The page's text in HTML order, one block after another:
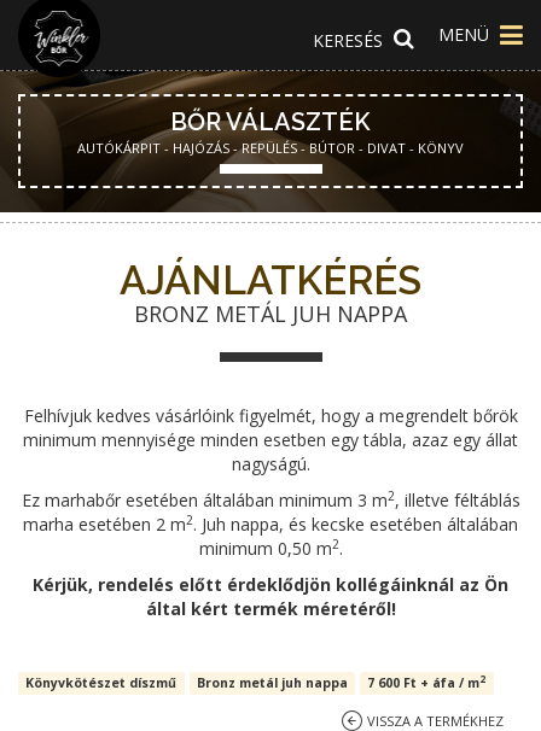
MENÜ
BŐR VÁLASZTÉK
AUTÓKÁRPIT - HAJÓZÁS - REPÜLÉS - BÚTOR - DIVAT - KÖNYV
AJÁNLATKÉRÉS
BRONZ METÁL JUH NAPPA
Felhívjuk kedves vásárlóink figyelmét, hogy a megrendelt bőrök
minimum mennyisége minden esetben egy tábla, azaz egy állat
nagyságú.
Ez marhabőr esetében általában minimum 3 m2, illetve féltáblás
marha esetében 2 m2. Juh nappa, és kecske esetében általában
minimum 0,50 m2.
Kérjük, rendelés előtt érdeklődjön kollégáinknál az Ön
által kért termék méretéről!
Könyvkötészet díszmű Bronz metál juh nappa 7 600 Ft + áfa / m2
VISSZA A TERMÉKHEZ